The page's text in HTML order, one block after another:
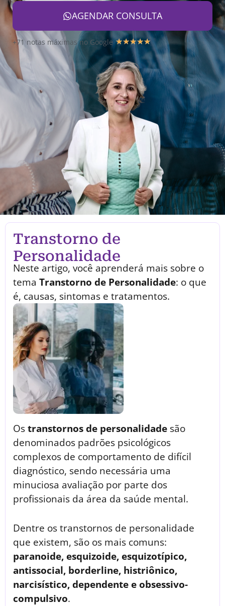
AGENDAR CONSULTA
+71 notas máximas no Google ★★★★★
Transtorno de
Personalidade
Neste artigo, você aprenderá mais sobre o
tema Transtorno de Personalidade: o que
é, causas, sintomas e tratamentos.
Ostranstornos de personalidade são
denominados padrões psicológicos
complexos de comportamento de difícil
diagnóstico, sendo necessária uma
minuciosa avaliação por parte dos
profissionais da área da saúde mental.
Dentre os transtornos de personalidade
que existem, são os mais comuns:
paranoide, esquizoide, esquizotípico,
antissocial, borderline, histriônico,
narcisístico, dependente e obsessivo-
compulsivo.